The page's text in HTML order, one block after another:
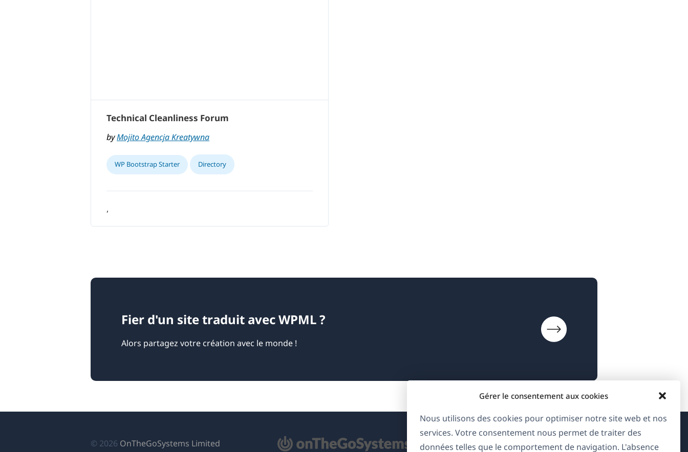
Gérer le consentement aux cookies
Nous utilisons des cookies pour optimiser notre site web et nos
services. Votre consentement nous permet de traiter des
données telles que le comportement de navigation. L'absence
Technical Cleanliness Forum
byMojito Agencja Kreatywna
WP Bootstrap Starter Directory
,
Fier d'un site traduit avec WPML ?
Alors partagez votre création avec le monde !
© 2026 OnTheGoSystems Limited À propos de WPML